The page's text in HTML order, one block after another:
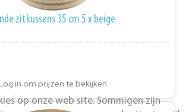
zitkussens 35 cm 5 x beige
in om prijzen te bekijken
op onze web site. Sommigen zijn